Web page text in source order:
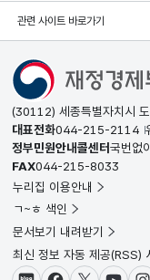
관련 사이트 바로가기
(30112) 세종특별자치시
대표전화044-215-2114
정부민원안내콜센터국번없
FAX044-215-8033
누리집 이용안내
ㄱ~ㅎ 색인
문서보기 내려받기
최신 정보 자동 제공(RSS)
블로그페이스북X(트위터)유튜브인스